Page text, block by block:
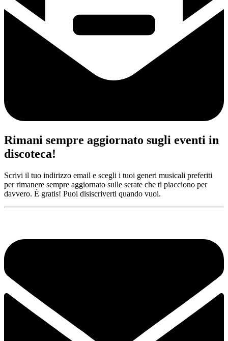
Rimani sempre aggiornato sugli eventi in
discoteca!
Scrivi il tuo indirizzo email e scegli i tuoi generi musicali preferiti
per rimanere sempre aggiornato sulle serate che ti piacciono per
davvero. È gratis! Puoi disiscriverti quando vuoi.